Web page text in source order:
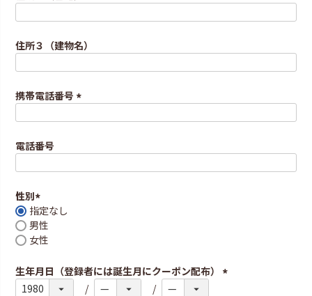
)
須
)
住所３（建物名）
携帯電話番号
)
電話番号
性別
(
必
須
指定なし
男性
女性
生年月日（登録者には誕生月にクーポン配布）